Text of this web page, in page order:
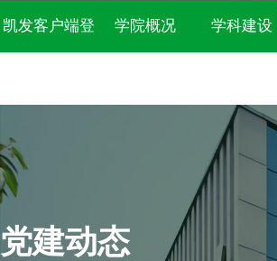
凯发客户端登 学院概况 学科建设
党建动态